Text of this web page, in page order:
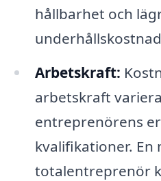
hållbarhet och
Arbetskraft:
arbetskraft
entreprenörens
kvalifikationer. En
totalentreprenör